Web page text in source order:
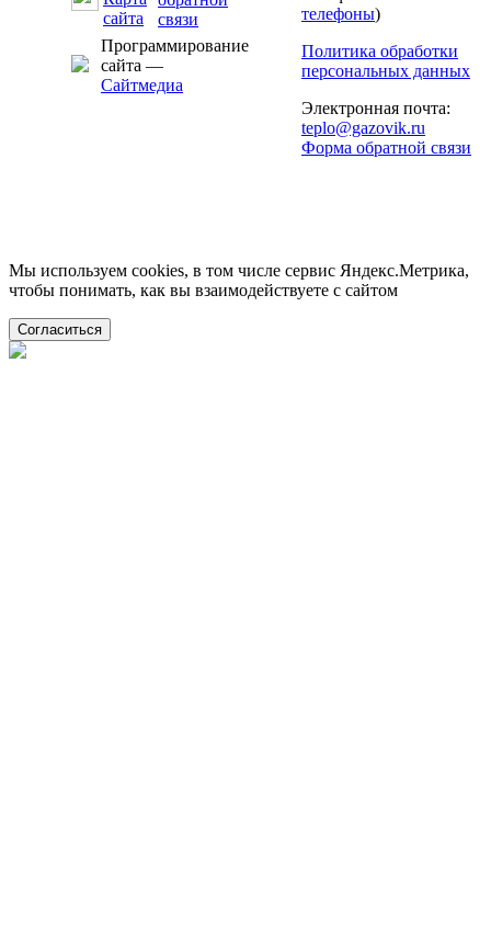
Программирование
сайта —
Сайтмедиа
телефоны)
Политика обработки
персональных данных
Электронная почта:
teplo@gazovik.ru
Форма обратной связи
Мы используем cookies, в том числе сервис Яндекс.Метрика,
чтобы понимать, как вы взаимодействуете с сайтом
Согласиться